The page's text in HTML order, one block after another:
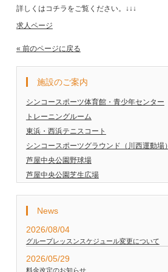
詳しくはコチラをご覧ください。↓↓↓
求人ページ
« 前のページに戻る
施設のご案内
シンコースポーツ体育館・青少年センター
トレーニングルーム
東浜・西浜テニスコート
シンコースポーツグラウンド（川西運動場）
芦屋中央公園野球場
芦屋中央公園芝生広場
News
2026/08/04
グループレッスンスケジュール変更について
2026/05/29
料金改定のお知らせ